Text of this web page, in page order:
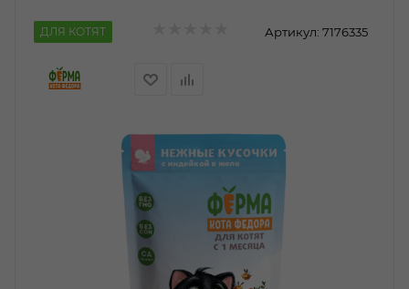
ДЛЯ КОТЯТ Артикул: 7176335